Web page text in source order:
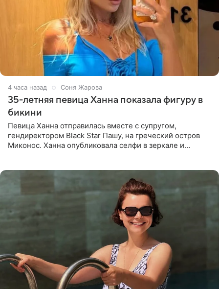
4 часа назад Соня Жарова
35-летняя певица Ханна показала фигуру в
бикини
Певица Ханна отправилась вместе с супругом,
гендиректором Black Star Пашу, на греческий остров
Миконос. Ханна опубликовала селфи в зеркале и